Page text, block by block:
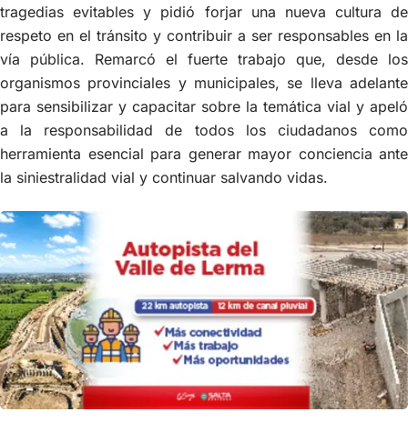
tragedias evitables y pidió forjar una nueva cultura de
respeto en el tránsito y contribuir a ser responsables en la
vía pública. Remarcó el fuerte trabajo que, desde los
organismos provinciales y municipales, se lleva adelante
para sensibilizar y capacitar sobre la temática vial y apeló
a la responsabilidad de todos los ciudadanos como
herramienta esencial para generar mayor conciencia ante
la siniestralidad vial y continuar salvando vidas.